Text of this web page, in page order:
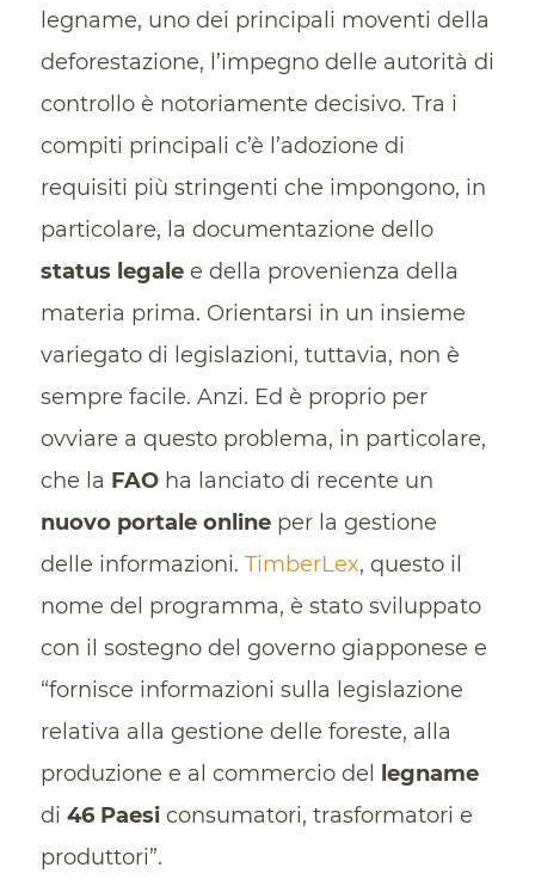
legname, uno dei principali moventi della
deforestazione, l’impegno delle autorità di
controllo è notoriamente decisivo. Tra i
compiti principali c’è l’adozione di
requisiti più stringenti che impongono, in
particolare, la documentazione dello
status legalee della provenienza della
materia prima. Orientarsi in un insieme
variegato di legislazioni, tuttavia, non è
sempre facile. Anzi. Ed è proprio per
ovviare a questo problema, in particolare,
che la FAOha lanciato di recente un
nuovo portale onlineper la gestione
delle informazioni. TimberLex, questo il
nome del programma, è stato sviluppato
con il sostegno del governo giapponese e
“fornisce informazioni sulla legislazione
relativa alla gestione delle foreste, alla
produzione e al commercio del
legname
di 46 Paesiconsumatori, trasformatori e
produttori”.